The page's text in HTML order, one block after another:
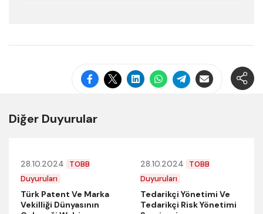
Diğer Duyurular
28.10.2024
TOBB
Duyuruları
Türk Patent Ve Marka
Vekilliği Dünyasının
28.10.2024
TOBB
Duyuruları
Tedarikçi Yönetimi Ve
Tedarikçi Risk Yönetimi